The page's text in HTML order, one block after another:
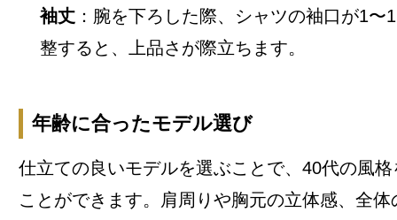
袖丈：腕を下ろした際、シャツの袖口が1〜
整すると、上品さが際立ちます。
年齢に合ったモデル選び
仕立ての良いモデルを選ぶことで、40代の風
ことができます。肩周りや胸元の立体感、全